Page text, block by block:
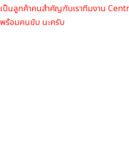
เป็นลูกค้าคนสำคัญกับเราทีมงาน
พร้อมคนขับ นะครับ